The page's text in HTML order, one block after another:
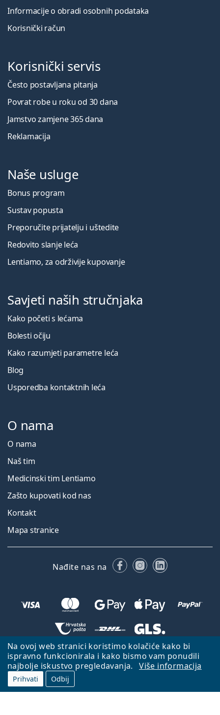
Na ovoj web stranici koristimo kolačiće kako bi
ispravno funkcionirala i kako bismo vam ponudili
najbolje iskustvo pregledavanja.
Više informacija
Prihvati Odbij
Informacije o obradi osobnih podataka
Korisnički račun
Korisnički servis
Često postavljana pitanja
Povrat robe u roku od 30 dana
Jamstvo zamjene 365 dana
Reklamacija
Naše usluge
Bonus program
Sustav popusta
Preporučite prijatelju i uštedite
Redovito slanje leća
Lentiamo, za održivije kupovanje
Savjeti naših stručnjaka
Kako početi s lećama
Bolesti očiju
Kako razumjeti parametre leća
Blog
Usporedba kontaktnih leća
O nama
O nama
Naš tim
Medicinski tim Lentiamo
Zašto kupovati kod nas
Kontakt
Mapa stranice
Nađite nas na FacebookuInstagramu
LinkedIn
Natrag na početnu stranicu
Idi gore
Lentiamo.hr je u vlasništvu i upravljanju tvrtke Lentiamo s.r.o., Češka
Republika